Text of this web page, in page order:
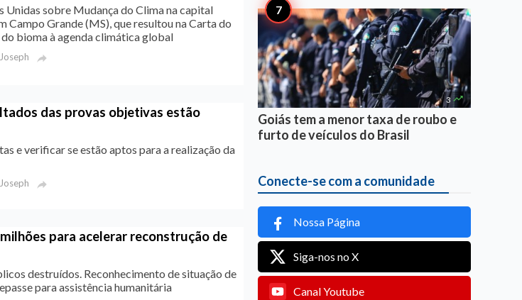
Unidas sobre Mudança do Clima na capital
Campo Grande (MS), que resultou na Carta do
bioma à agenda climática global

das provas objetivas estão
e verificar se estão aptos para a realização da

para acelerar reconstrução de
destruídos. Reconhecimento de situação de
para assistência humanitária
3 
Goiás tem a menor taxa de roubo e
furto de veículos do Brasil
Conecte-se com a comunidade
Nossa Página
Siga-nos no X
Canal Youtube